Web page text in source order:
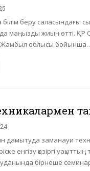
беру саласындағы
маңызды жиын өтті. ҚР
Жамбыл облысы
заманауи
енгізу қазіргі
бірнеше семинар